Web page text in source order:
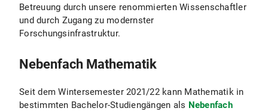
Betreuung durch unsere renommierten Wissenschaftler
und durch Zugang zu modernster
Forschungsinfrastruktur.
Nebenfach Mathematik
Seit dem Wintersemester 2021/22 kann Mathematik in
bestimmten Bachelor-Studiengängen als Nebenfach